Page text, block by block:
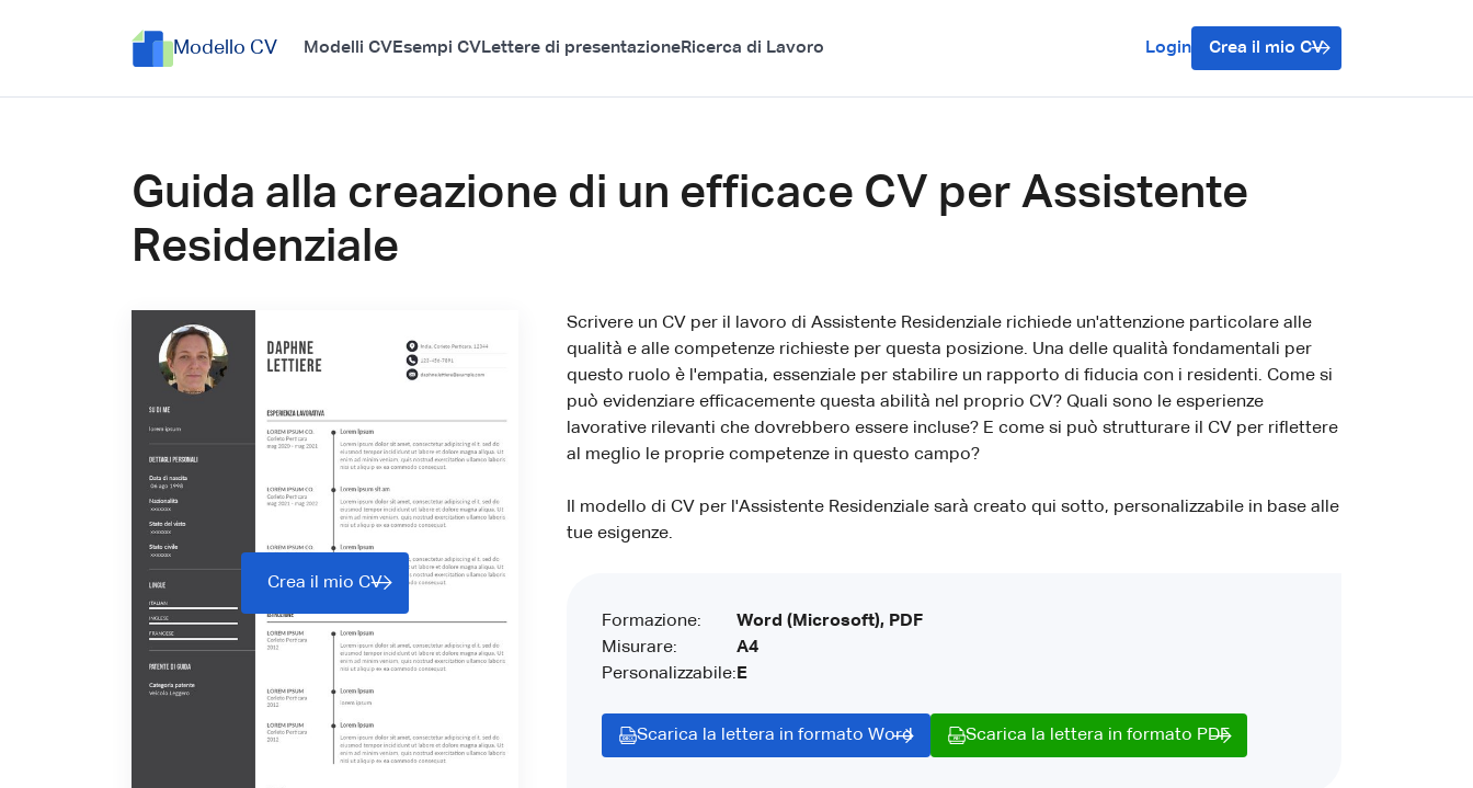
Modello CV Modelli CVEsempi CVLettere di presentazioneRicerca di Lavoro Login Crea il mio CV
Guida alla creazione di un efficace CV per Assistente
Residenziale
Crea il mio CV
Scrivere un CV per il lavoro di Assistente Residenziale richiede un'attenzione particolare alle
qualità e alle competenze richieste per questa posizione. Una delle qualità fondamentali per
questo ruolo è l'empatia, essenziale per stabilire un rapporto di fiducia con i residenti. Come si
può evidenziare efficacemente questa abilità nel proprio CV? Quali sono le esperienze
lavorative rilevanti che dovrebbero essere incluse? E come si può strutturare il CV per riflettere
al meglio le proprie competenze in questo campo?
Il modello di CV per l'Assistente Residenziale sarà creato qui sotto, personalizzabile in base alle
tue esigenze.
Formazione:
Misurare:
Personalizzabile:
Word (Microsoft), PDF
A4
E
Scarica la lettera in formato Word Scarica la lettera in formato PDF